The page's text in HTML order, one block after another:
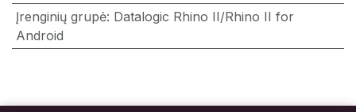
Įrenginių grupė: Datalogic Rhino II/Rhino II for
Android